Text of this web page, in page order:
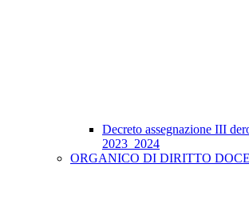
Decreto assegnazione III
2023_2024
ORGANICO DI DIRITTO